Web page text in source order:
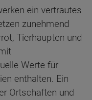
ein vertrautes
zunehmend
Tierhaupten und
Werte für
enthalten. Ein
Ortschaften und